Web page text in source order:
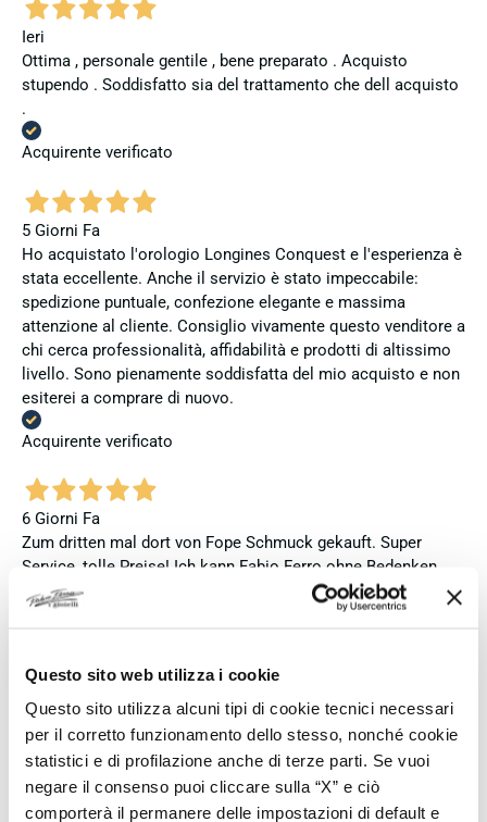
Questo sito web utilizza i cookie
Questo sito utilizza alcuni tipi di cookie tecnici necessari
per il corretto funzionamento dello stesso, nonché cookie
statistici e di profilazione anche di terze parti. Se vuoi
negare il consenso puoi cliccare sulla “X” e ciò
comporterà il permanere delle impostazioni di default e
Ieri
Ottima , personale gentile , bene preparato . Acquisto
stupendo . Soddisfatto sia del trattamento che dell acquisto
.
Acquirente verificato
5 Giorni Fa
Ho acquistato l'orologio Longines Conquest e l'esperienza è
stata eccellente. Anche il servizio è stato impeccabile:
spedizione puntuale, confezione elegante e massima
attenzione al cliente. Consiglio vivamente questo venditore a
chi cerca professionalità, affidabilità e prodotti di altissimo
livello. Sono pienamente soddisfatta del mio acquisto e non
esiterei a comprare di nuovo.
Acquirente verificato
6 Giorni Fa
Zum dritten mal dort von Fope Schmuck gekauft. Super
Service, tolle Preise! Ich kann Fabio Ferro ohne Bedenken
weiterempfehlen. Einfach TOPP!!
6 Giorni Fa
Ich bin insgesamt mit meinem Kauf zufrieden. Die Uhr ist
neu, original und funktioniert einwandfrei. Besonders positiv
hervorheben möchte ich den attraktiven Preis sowie den
vollständig ausgefüllten und abgestempelten internationalen